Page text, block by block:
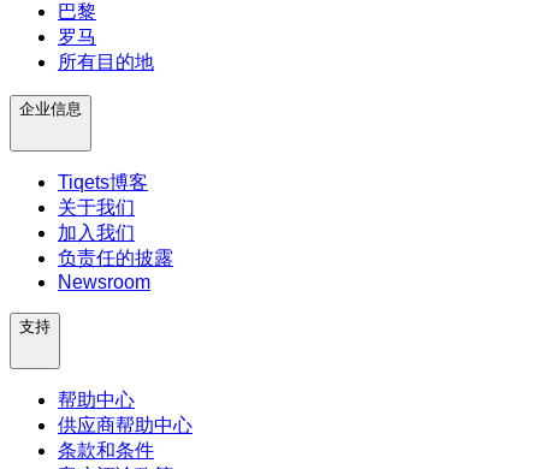
巴黎
罗马
所有目的地
企业信息
Tiqets博客
关于我们
加入我们
负责任的披露
Newsroom
支持
帮助中心
供应商帮助中心
条款和条件